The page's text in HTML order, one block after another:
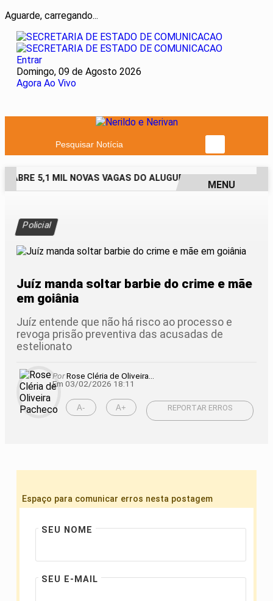
Aguarde, carregando...
Entrar
Domingo, 09 de Agosto 2026
Agora Ao Vivo
Pesquisar Notícia
ABRE 5,1 MIL NOVAS VAGAS DO ALUGUEL SOCIAL EM 40
MENU
Policial
Juíz manda soltar barbie do crime e mãe
em goiânia
Juíz entende que não há risco ao processo e
revoga prisão preventiva das acusadas de
estelionato
PorRose Cléria de Oliveira...
Em 03/02/2026 18:11
A- A+ REPORTAR ERROS
Espaço para comunicar erros nesta postagem
SEU NOME
SEU E-MAIL